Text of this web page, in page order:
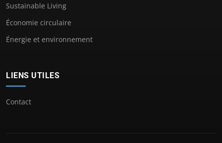
Sustainable Living
Économie circulaire
Énergie et environnement
LIENS UTILES
Contact